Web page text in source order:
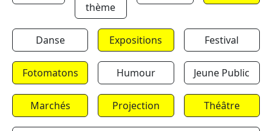
thème
Danse Expositions Festival
Fotomatons Humour Jeune Public
Marchés Projection Théâtre